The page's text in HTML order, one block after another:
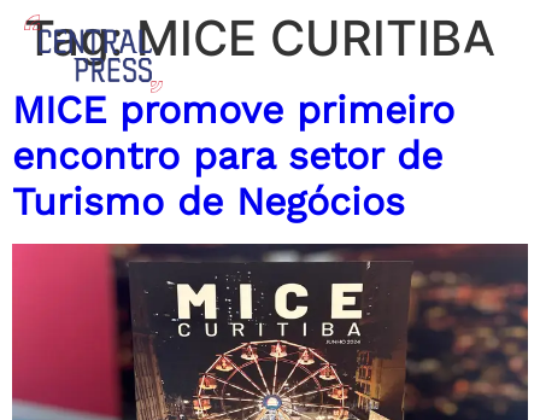
Tag:MICE CURITIBA
MICE promove primeiro
encontro para setor de
Turismo de Negócios